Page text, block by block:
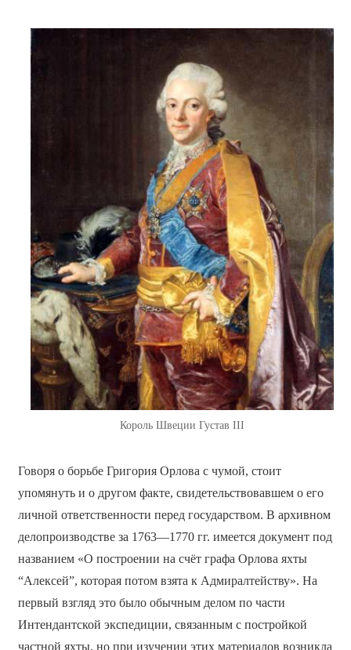
Король Швеции Густав III
Говоря о борьбе Григория Орлова с чумой, стоит
упомянуть и о другом факте, свидетельствовавшем о его
личной ответственности перед государством. В архивном
делопроизводстве за 1763—1770 гг. имеется документ под
названием «О построении на счёт графа Орлова яхты
“Алексей”, которая потом взята к Адмиралтейству». На
первый взгляд это было обычным делом по части
Интендантской экспедиции, связанным с постройкой
частной яхты, но при изучении этих материалов возникла